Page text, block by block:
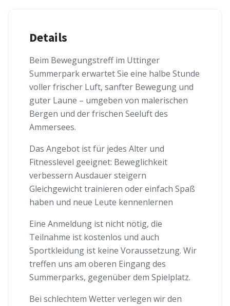
Details
Beim Bewegungstreff im Uttinger
Summerpark erwartet Sie eine halbe Stunde
voller frischer Luft, sanfter Bewegung und
guter Laune – umgeben von malerischen
Bergen und der frischen Seeluft des
Ammersees.
Das Angebot ist für jedes Alter und
Fitnesslevel geeignet: Beweglichkeit
verbessern Ausdauer steigern
Gleichgewicht trainieren oder einfach Spaß
haben und neue Leute kennenlernen
Eine Anmeldung ist nicht nötig, die
Teilnahme ist kostenlos und auch
Sportkleidung ist keine Voraussetzung. Wir
treffen uns am oberen Eingang des
Summerparks, gegenüber dem Spielplatz.
Bei schlechtem Wetter verlegen wir den